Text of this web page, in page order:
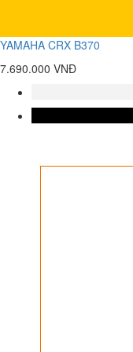
YAMAHA CRX B370
7.690.000 VNĐ